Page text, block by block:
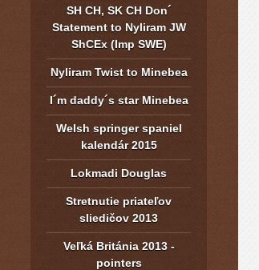
SH CH, SK CH Don´
Statement to Nyliram JW
ShCEx (Imp SWE)
Nyliram Twist to Minebea
I´m daddy´s star Minebea
Welsh springer spaniel
kalendár 2015
Lokmadi Douglas
Stretnutie priateľov
sliedičov 2013
Veľká Británia 2013 -
pointers